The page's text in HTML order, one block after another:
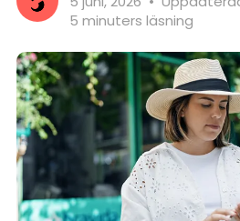
5 minuters läsning